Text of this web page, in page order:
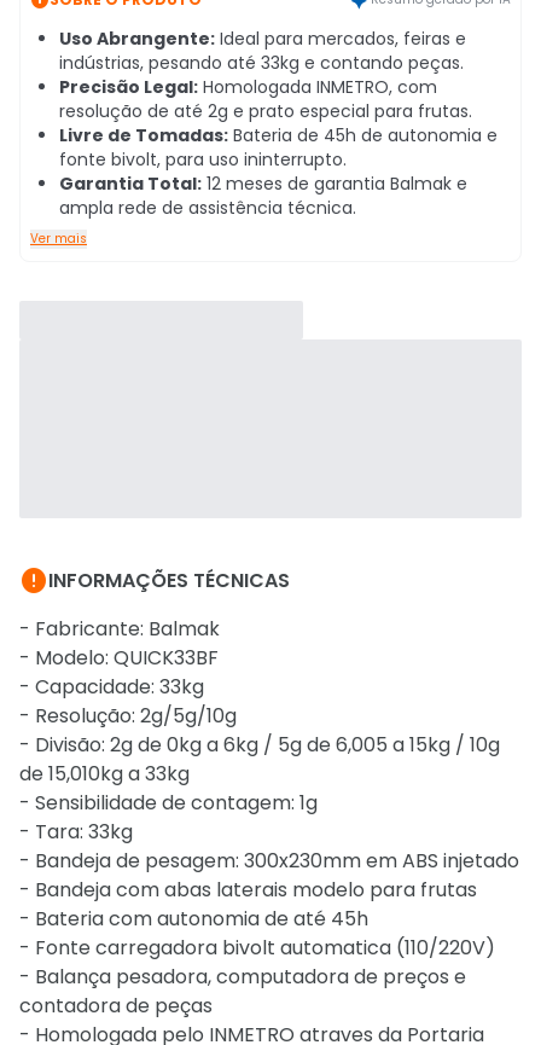
Uso Abrangente: Ideal para mercados, feiras e
indústrias, pesando até 33kg e contando peças.
Precisão Legal: Homologada INMETRO, com
resolução de até 2g e prato especial para frutas.
Livre de Tomadas: Bateria de 45h de autonomia e
fonte bivolt, para uso ininterrupto.
Garantia Total: 12 meses de garantia Balmak e
ampla rede de assistência técnica.
Ver mais
INFORMAÇÕES TÉCNICAS
- Fabricante: Balmak
- Modelo: QUICK33BF
- Capacidade: 33kg
- Resolução: 2g/5g/10g
- Divisão: 2g de 0kg a 6kg / 5g de 6,005 a 15kg / 10g
de 15,010kg a 33kg
- Sensibilidade de contagem: 1g
- Tara: 33kg
- Bandeja de pesagem: 300x230mm em ABS injetado
- Bandeja com abas laterais modelo para frutas
- Bateria com autonomia de até 45h
- Fonte carregadora bivolt automatica (110/220V)
- Balança pesadora, computadora de preços e
contadora de peças
- Homologada pelo INMETRO atraves da Portaria